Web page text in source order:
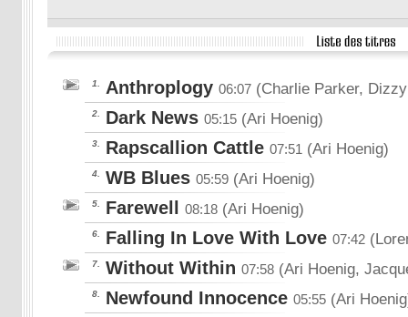
1. Anthroplogy 06:07 (Charlie Parker,
2. Dark News 05:15 (Ari Hoenig)
3. Rapscallion Cattle 07:51 (Ari Hoenig)
4. WB Blues 05:59 (Ari Hoenig)
5. Farewell 08:18 (Ari Hoenig)
6. Falling In Love With Love 07:42
7. Without Within 07:58 (Ari Hoenig,
8. Newfound Innocence 05:55 (Ari